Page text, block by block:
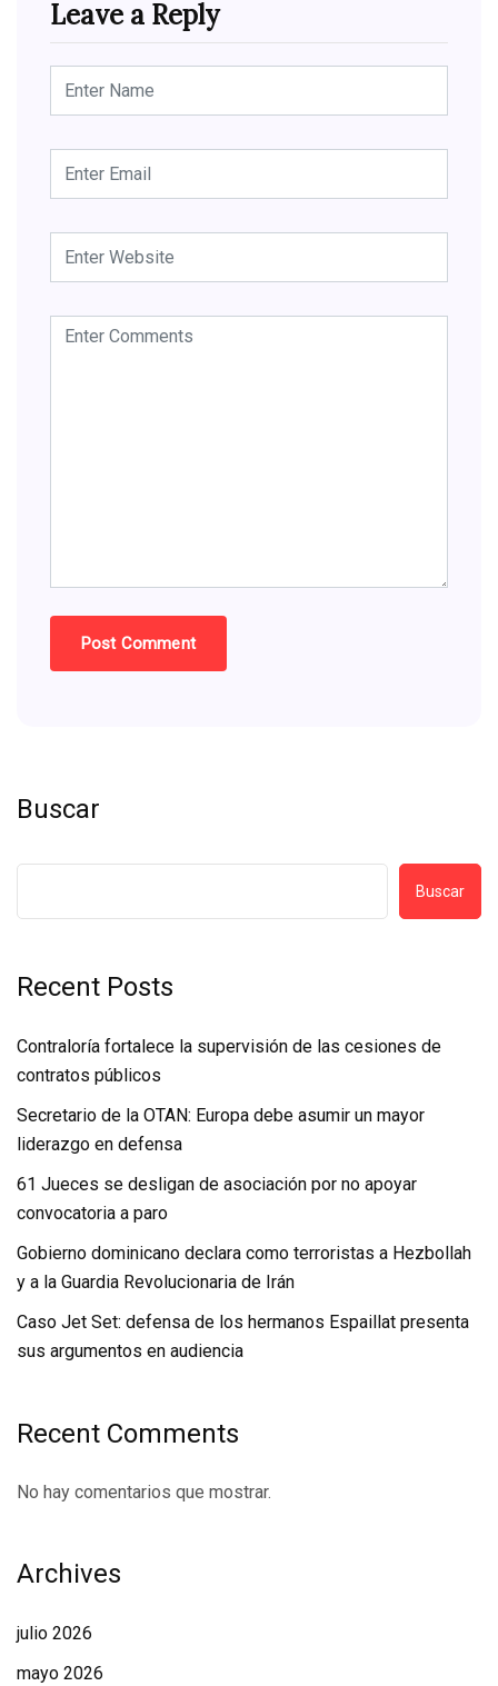
Leave a Reply
Buscar
Buscar
Recent Posts
Contraloría fortalece la supervisión de las cesiones de
contratos públicos
Secretario de la OTAN: Europa debe asumir un mayor
liderazgo en defensa
61 Jueces se desligan de asociación por no apoyar
convocatoria a paro
Gobierno dominicano declara como terroristas a Hezbollah
y a la Guardia Revolucionaria de Irán
Caso Jet Set: defensa de los hermanos Espaillat presenta
sus argumentos en audiencia
Recent Comments
No hay comentarios que mostrar.
Archives
julio 2026
mayo 2026